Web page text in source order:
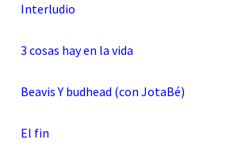
Interludio
3 cosas hay en la vida
Beavis Y budhead (con JotaBé)
El fin